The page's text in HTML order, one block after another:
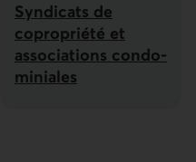
Syndicats de
copro­priété et
associa­tions condo­
miniales